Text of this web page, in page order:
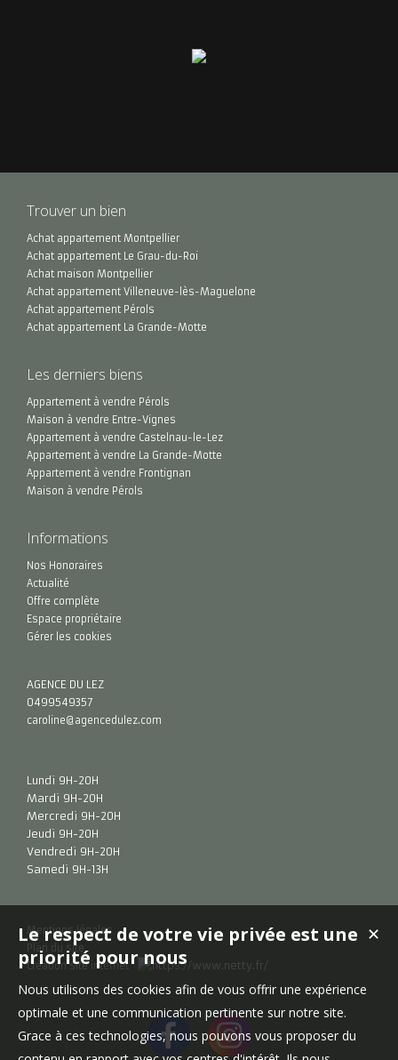
Trouver un bien
Achat appartement Montpellier
Achat appartement Le Grau-du-Roi
Achat maison Montpellier
Achat appartement Villeneuve-lès-Maguelone
Achat appartement Pérols
Achat appartement La Grande-Motte
Les derniers biens
Appartement à vendre Pérols
Maison à vendre Entre-Vignes
Appartement à vendre Castelnau-le-Lez
Appartement à vendre La Grande-Motte
Appartement à vendre Frontignan
Maison à vendre Pérols
Informations
Nos Honoraires
Actualité
Offre complète
Espace propriétaire
Gérer les cookies
AGENCE DU LEZ
0499549357
caroline@agencedulez.com
Lundi 9H-20H
Mardi 9H-20H
Mercredi 9H-20H
Jeudi 9H-20H
Vendredi 9H-20H
Samedi 9H-13H
Mentions légales
Plan du site
Création site internet
✕
Le respect de votre vie privée est une
priorité pour nous
Nous utilisons des cookies afin de vous offrir une expérience
optimale et une communication pertinente sur notre site.
Grace à ces technologies, nous pouvons vous proposer du